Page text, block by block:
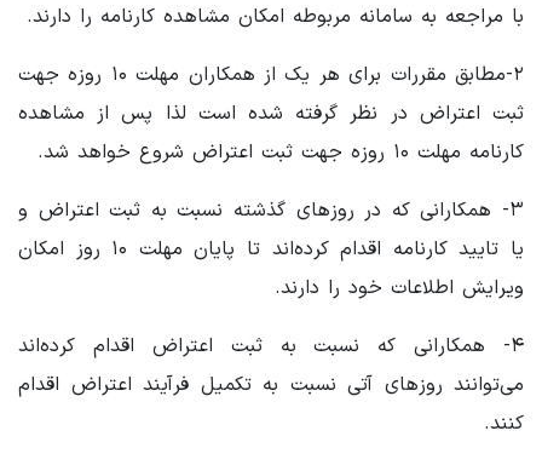
با مراجعه به سامانه مربوطه امکان مشاهده کارنامه را دارند.
۲-مطابق مقررات برای هر یک از همکاران مهلت ۱۰ روزه جهت
ثبت اعتراض در نظر گرفته شده است لذا پس از مشاهده
کارنامه مهلت ۱۰ روزه جهت ثبت اعتراض شروع خواهد شد.
۳- همکارانی که در روزهای گذشته نسبت به ثبت اعتراض و
یا تایید کارنامه اقدام کرده‌اند تا پایان مهلت ۱۰ روز امکان
ویرایش اطلاعات خود را دارند.
۴- همکارانی که نسبت به ثبت اعتراض اقدام کرده‌اند
می‌توانند روزهای آتی نسبت به تکمیل فرآیند اعتراض اقدام
کنند.